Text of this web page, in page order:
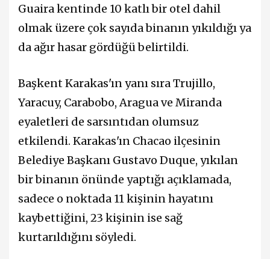
Guaira kentinde 10 katlı bir otel dahil
olmak üzere çok sayıda binanın yıkıldığı ya
da ağır hasar gördüğü belirtildi.
Başkent Karakas'ın yanı sıra Trujillo,
Yaracuy, Carabobo, Aragua ve Miranda
eyaletleri de sarsıntıdan olumsuz
etkilendi. Karakas'ın Chacao ilçesinin
Belediye Başkanı Gustavo Duque, yıkılan
bir binanın önünde yaptığı açıklamada,
sadece o noktada 11 kişinin hayatını
kaybettiğini, 23 kişinin ise sağ
kurtarıldığını söyledi.